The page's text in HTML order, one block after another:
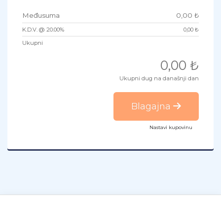
Međusuma 0,00 ₺
K.D.V. @ 20.00%
0,00 ₺
Ukupni
0,00 ₺
Ukupni dug na današnji dan
Blagajna
Nastavi kupovinu